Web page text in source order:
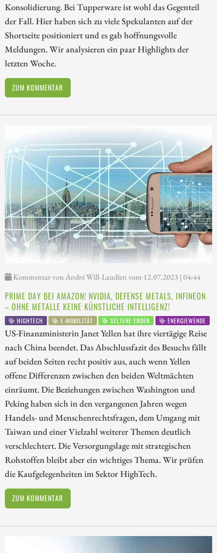
Konsolidierung. Bei Tupperware ist wohl das Gegenteil
der Fall. Hier haben sich zu viele Spekulanten auf der
Shortseite positioniert und es gab hoffnungsvolle
Meldungen. Wir analysieren ein paar Highlights der
letzten Woche.
ZUM KOMMENTAR
Kommentar von André Will-Laudien vom 12.07.2023 | 04:44
PRIME DAY BEI AMAZON! NVIDIA, DEFENSE METALS, INFINEON
– OHNE METALLE KEINE KÜNSTLICHE INTELLIGENZ!
HIGHTECH E-MOBILITÄT SELTENE ERDEN ENERGIEWENDE
US-Finanzministerin Janet Yellen hat ihre viertägige Reise
nach China beendet. Das Abschlussfazit des Besuchs fällt
auf beiden Seiten recht positiv aus, auch wenn Yellen
offene Differenzen zwischen den beiden Weltmächten
einräumt. Die Beziehungen zwischen Washington und
Peking haben sich in den vergangenen Jahren wegen
Handels- und Menschenrechtsfragen, dem Umgang mit
Taiwan und einer Vielzahl weiterer Themen deutlich
verschlechtert. Die Versorgungslage mit strategischen
Rohstoffen bleibt aber ein wichtiges Thema. Wir prüfen
die Kaufgelegenheiten im Sektor HighTech.
ZUM KOMMENTAR